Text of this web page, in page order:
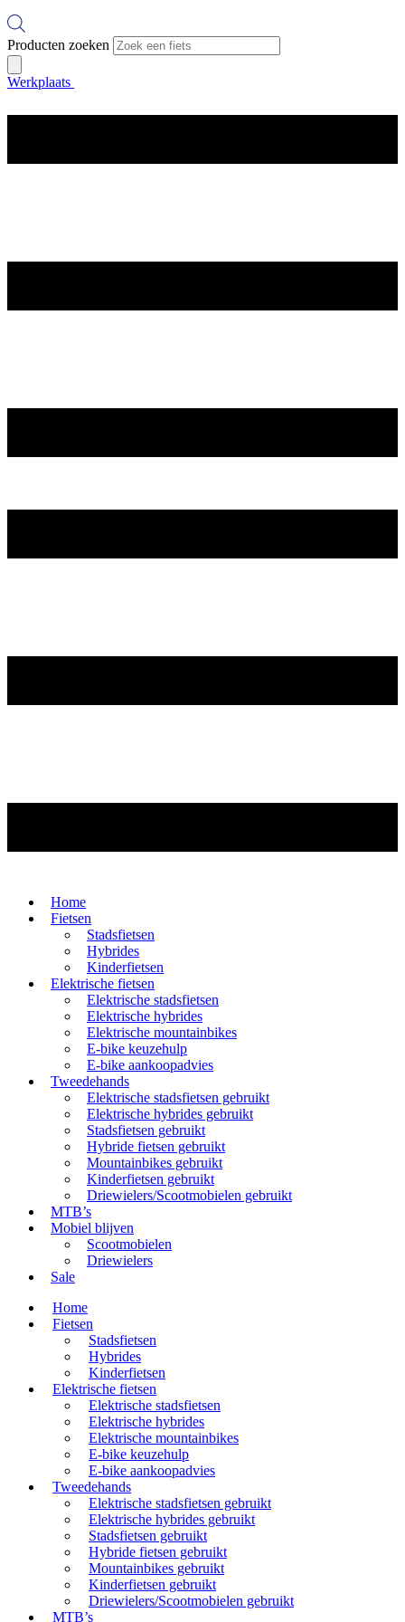
Producten zoeken
Werkplaats
Home
Fietsen
Stadsfietsen
Hybrides
Kinderfietsen
Elektrische fietsen
Elektrische stadsfietsen
Elektrische hybrides
Elektrische mountainbikes
E-bike keuzehulp
E-bike aankoopadvies
Tweedehands
Elektrische stadsfietsen gebruikt
Elektrische hybrides gebruikt
Stadsfietsen gebruikt
Hybride fietsen gebruikt
Mountainbikes gebruikt
Kinderfietsen gebruikt
Driewielers/Scootmobielen gebruikt
MTB’s
Mobiel blijven
Scootmobielen
Driewielers
Sale
Home
Fietsen
Stadsfietsen
Hybrides
Kinderfietsen
Elektrische fietsen
Elektrische stadsfietsen
Elektrische hybrides
Elektrische mountainbikes
E-bike keuzehulp
E-bike aankoopadvies
Tweedehands
Elektrische stadsfietsen gebruikt
Elektrische hybrides gebruikt
Stadsfietsen gebruikt
Hybride fietsen gebruikt
Mountainbikes gebruikt
Kinderfietsen gebruikt
Driewielers/Scootmobielen gebruikt
MTB’s